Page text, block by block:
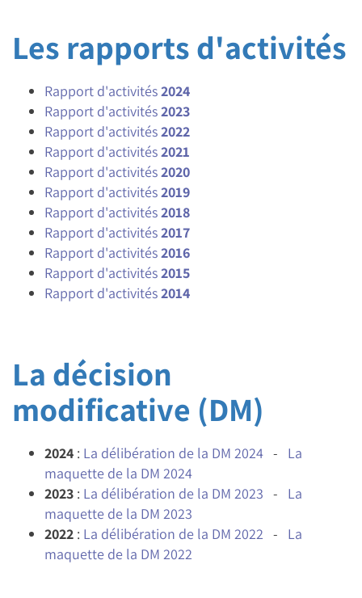
Les rapports d'activités
Rapport d'activités2024
Rapport d'activités2023
Rapport d'activités2022
Rapport d'activités2021
Rapport d'activités2020
Rapport d'activités2019
Rapport d'activités2018
Rapport d'activités2017
Rapport d'activités2016
Rapport d'activités2015
Rapport d'activités2014
La décision
modificative (DM)
2024 : La délibération de la DM 2024 - La
maquette de la DM 2024
2023 : La délibération de la DM 2023 - La
maquette de la DM 2023
2022 : La délibération de la DM 2022 - La
maquette de la DM 2022